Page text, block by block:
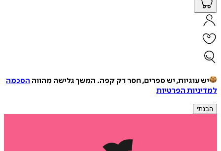
יש עוגיות, יש ספרים, חסר רק קפה. המשך גלישה מהווה הסכמה
למדיניות הפרטיות
הבנתי